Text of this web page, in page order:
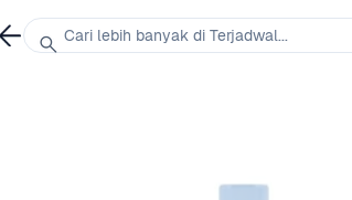
Cari lebih banyak di Terjadwal...